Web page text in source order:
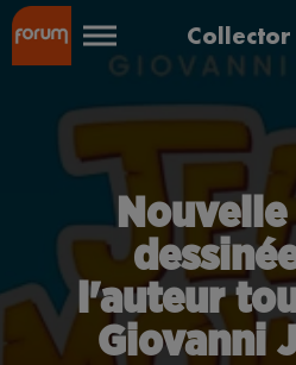
l'auteur
Giovanni